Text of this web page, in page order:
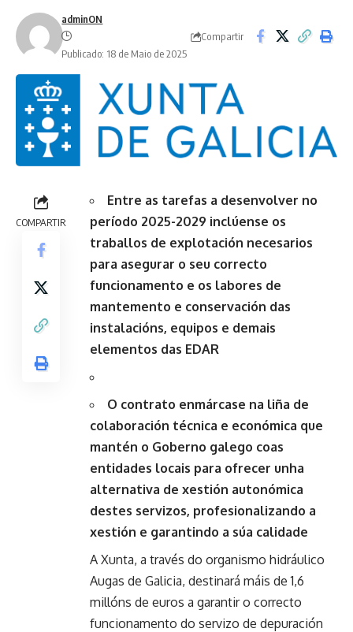
adminON
Publicado: 18 de Maio de 2025
Compartir
COMPARTIR
Entre as tarefas a desenvolver no
período 2025-2029 inclúense os
traballos de explotación necesarios
para asegurar o seu correcto
funcionamento e os labores de
mantemento e conservación das
instalacións, equipos e demais
elementos das EDAR
O contrato enmárcase na liña de
colaboración técnica e económica que
mantén o Goberno galego coas
entidades locais para ofrecer unha
alternativa de xestión autonómica
destes servizos, profesionalizando a
xestión e garantindo a súa calidade
A Xunta, a través do organismo hidráulico
Augas de Galicia, destinará máis de 1,6
millóns de euros a garantir o correcto
funcionamento do servizo de depuración